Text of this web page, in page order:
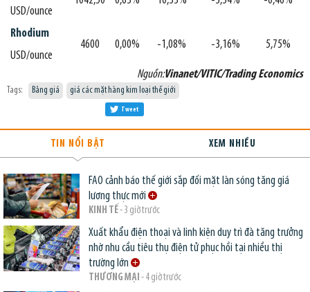
USD/ounce
Rhodium
USD/ounce
4600 0,00% -1,08% -3,16% 5,75%
Nguồn:Vinanet/VITIC/Trading Economics
Tags: Bảng giá giá các mặt hàng kim loại thế giới
Tweet
TIN NỔI BẬT XEM NHIỀU
FAO cảnh báo thế giới sắp đối mặt làn sóng tăng giá
lương thực mới
KINH TẾ- 3 giờ trước
Xuất khẩu điện thoại và linh kiện duy trì đà tăng trưởng
nhờ nhu cầu tiêu thụ điện tử phục hồi tại nhiều thị
trường lớn
THƯƠNG MẠI - 4 giờ trước